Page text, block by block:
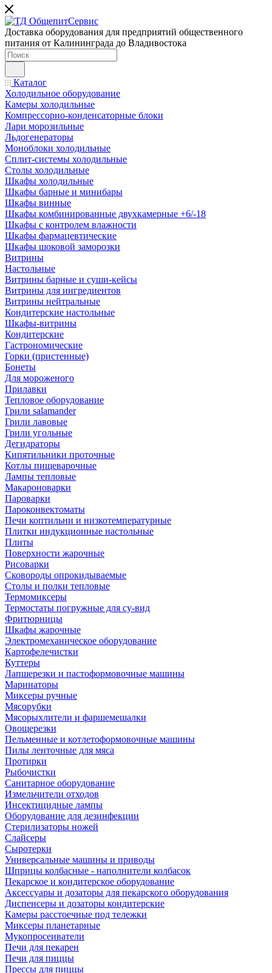
Доставка оборудования для предприятий общественного
питания от Калининграда до Владивостока
Каталог
Холодильное оборудование
Камеры холодильные
Компрессорно-конденсаторные блоки
Лари морозильные
Льдогенераторы
Моноблоки холодильные
Сплит-системы холодильные
Столы холодильные
Шкафы холодильные
Шкафы барные и минибары
Шкафы винные
Шкафы комбинированные двухкамерные +6/-18
Шкафы с контролем влажности
Шкафы фармацевтические
Шкафы шоковой заморозки
Витрины
Настольные
Витрины барные и суши-кейсы
Витрины для ингредиентов
Витрины нейтральные
Кондитерские настольные
Шкафы-витрины
Кондитерские
Гастрономические
Горки (пристенные)
Бонеты
Для мороженого
Прилавки
Тепловое оборудование
Грили salamander
Грили лавовые
Грили угольные
Дегидраторы
Кипятильники проточные
Котлы пищеварочные
Лампы тепловые
Макароноварки
Пароварки
Пароконвектоматы
Печи коптильни и низкотемпературные
Плитки индукционные настольные
Плиты
Поверхности жарочные
Рисоварки
Сковороды опрокидываемые
Столы и полки тепловые
Термомиксеры
Термостаты погружные для су-вид
Фритюрницы
Шкафы жарочные
Электромеханическое оборудование
Картофелечистки
Куттеры
Лапшерезки и пастоформовочные машины
Маринаторы
Миксеры ручные
Мясорубки
Мясорыхлители и фаршемешалки
Овощерезки
Пельменные и котлетоформовочные машины
Пилы ленточные для мяса
Протирки
Рыбочистки
Санитарное оборудование
Измельчители отходов
Инсектицидные лампы
Оборудование для дезинфекции
Стерилизаторы ножей
Слайсеры
Сыротерки
Универсальные машины и приводы
Шприцы колбасные - наполнители колбасок
Пекарское и кондитерское оборудование
Аксессуары и дозаторы для пекарского оборудования
Диспенсеры и дозаторы кондитерские
Камеры расстоечные под тележки
Миксеры планетарные
Мукопросеиватели
Печи для пекарен
Печи для пиццы
Прессы для пиццы